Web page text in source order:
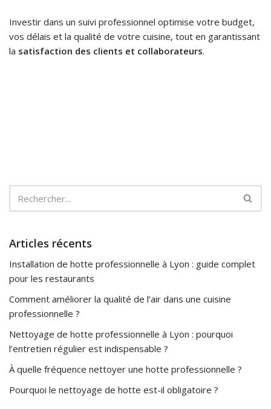
Investir dans un suivi professionnel optimise votre budget,
vos délais et la qualité de votre cuisine, tout en garantissant
la satisfaction des clients et collaborateurs.
Articles récents
Installation de hotte professionnelle à Lyon : guide complet
pour les restaurants
Comment améliorer la qualité de l’air dans une cuisine
professionnelle ?
Nettoyage de hotte professionnelle à Lyon : pourquoi
l’entretien régulier est indispensable ?
À quelle fréquence nettoyer une hotte professionnelle ?
Pourquoi le nettoyage de hotte est-il obligatoire ?